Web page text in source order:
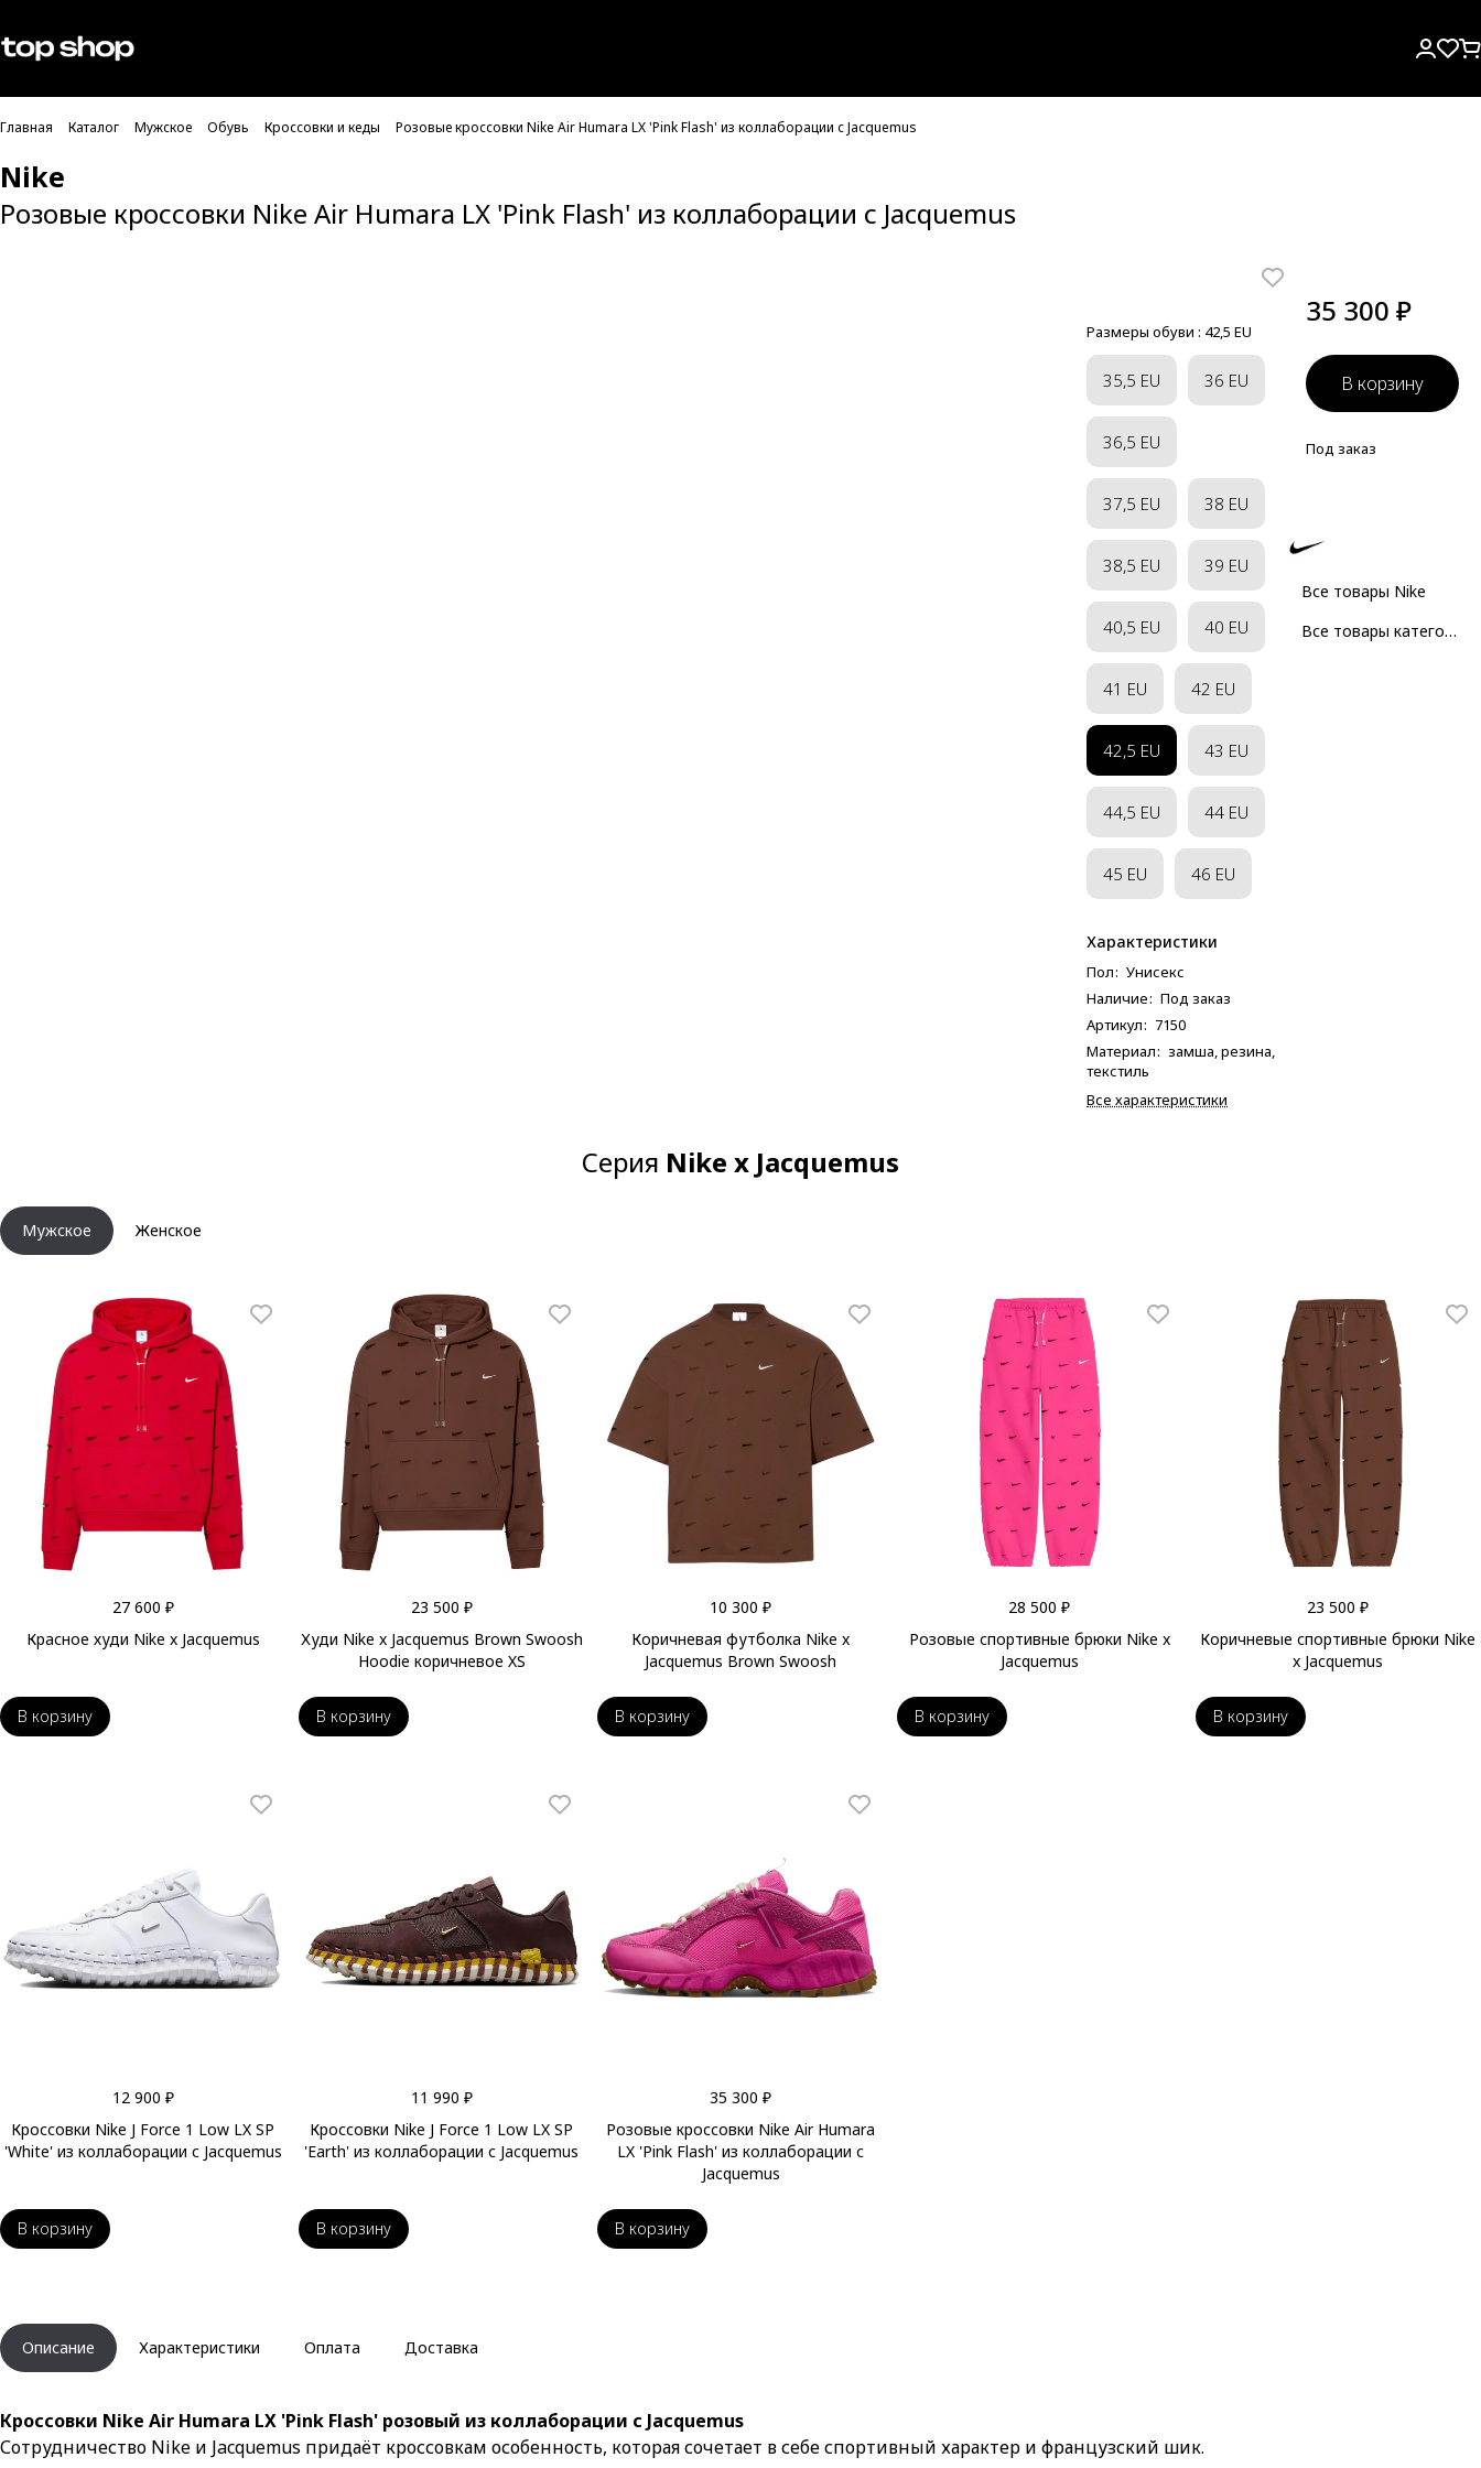
Проверка хлебных крошек
Главная Каталог Мужское Обувь Кроссовки и кеды Розовые кроссовки Nike Air Humara LX 'Pink Flash' из коллаборации с Jacquemus
Nike
Розовые кроссовки Nike Air Humara LX 'Pink Flash' из коллаборации с Jacquemus
Размеры обуви : 42,5 EU
35,5 EU 36 EU
36,5 EU
37,5 EU 38 EU
38,5 EU 39 EU
40,5 EU 40 EU
41 EU 42 EU
42,5 EU 43 EU
44,5 EU 44 EU
45 EU 46 EU
Характеристики
Пол: Унисекс
Наличие: Под заказ
Артикул: 7150
Материал: замша, резина,
текстиль
Все характеристики
35 300 ₽
В корзину
Под заказ
Все товары Nike
Все товары категории
Серия Nike x Jacquemus
Мужское Женское
27 600 ₽
Красное худи Nike x Jacquemus
В корзину
23 500 ₽
Худи Nike x Jacquemus Brown Swoosh
Hoodie коричневое XS
В корзину
10 300 ₽
Коричневая футболка Nike x
Jacquemus Brown Swoosh
В корзину
28 500 ₽
Розовые спортивные брюки Nike x
Jacquemus
В корзину
23 500 ₽
Коричневые спортивные брюки Nike
x Jacquemus
В корзину
12 900 ₽
Кроссовки Nike J Force 1 Low LX SP
'White' из коллаборации с Jacquemus
В корзину
11 990 ₽
Кроссовки Nike J Force 1 Low LX SP
'Earth' из коллаборации с Jacquemus
В корзину
35 300 ₽
Розовые кроссовки Nike Air Humara
LX 'Pink Flash' из коллаборации с
Jacquemus
В корзину
Описание Характеристики Оплата Доставка
Кроссовки Nike Air Humara LX 'Pink Flash' розовый из коллаборации с Jacquemus
Сотрудничество Nike и Jacquemus придаёт кроссовкам особенность, которая сочетает в себе спортивный характер и французский шик.